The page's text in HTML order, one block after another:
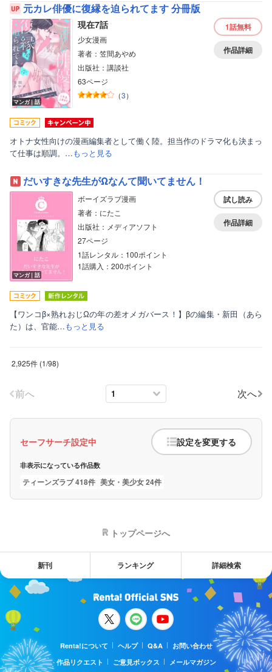
元カレ俳優に復縁を迫られてます 分冊版
マンガ｜話
現在7話
少女漫画
著者：笠間あやめ
出版社：講談社
63ページ
（3）
1話無料
作品詳細
オトナ女性向けの漫画編集者として働く陸。担当作のドラマ化も決まっ
て仕事は順調。…もっと見る
だいすきな先生がΩなんて聞いてません！
マンガ｜話
ボーイズラブ漫画
著者：にたこ
出版社：メディアソフト
27ページ
1話レンタル：100ポイント
1話購入：200ポイント
試し読み
作品詳細
【ワンコβ×熟れおじΩの年の差オメガバース！】βの編集・新田（あら
た）は、官能…もっと見る
2,925件 (1/98)
前へ 次へ
セーフサーチ設定中 設定を変更する
非表示になっている作品数
ティーンズラブ 418件 美女・美少女 24件
トップページへ
新刊 ランキング 詳細検索
Renta!について ヘルプ Q&A
お問い合わせ
作品リクエスト
ご意見ボックス メールマガジン